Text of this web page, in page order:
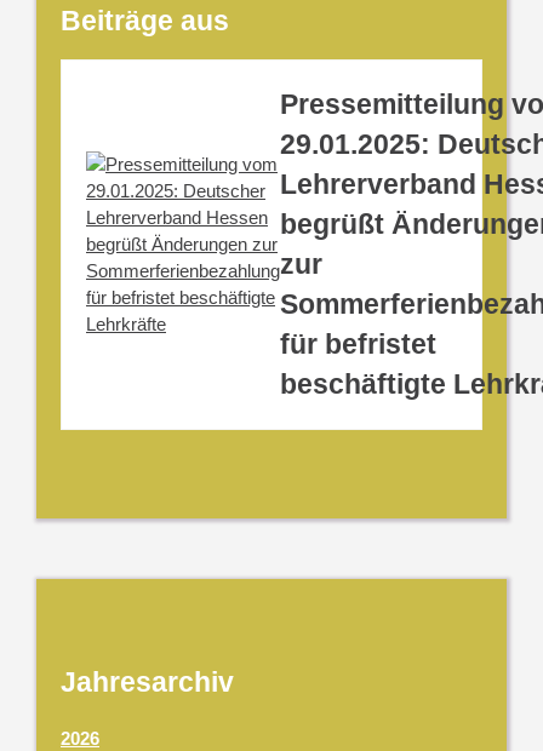
Beiträge aus
Pressemitteilung
29.01.2025:
Lehrerverband
begrüßt
zur
für befristet
beschäftigte
Jahresarchiv
2026